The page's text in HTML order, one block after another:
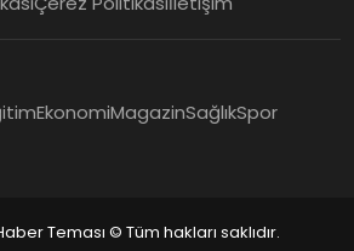
EkonomiMagazinSağlıkSpor
Teması © Tüm hakları saklıdır.